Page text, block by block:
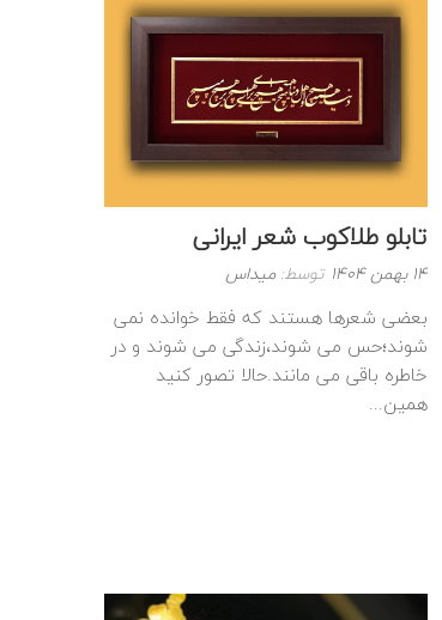
تابلو طلاکوب شعر ایرانی
نوشته
در
:
14 بهمن 1404 توسط: میداس
بعضی شعرها هستند که فقط خوانده نمی‌
شوند؛حس می‌ شوند،زندگی می‌ شوند و در
خاطره باقی می‌ مانند.حالا تصور کنید
همین...